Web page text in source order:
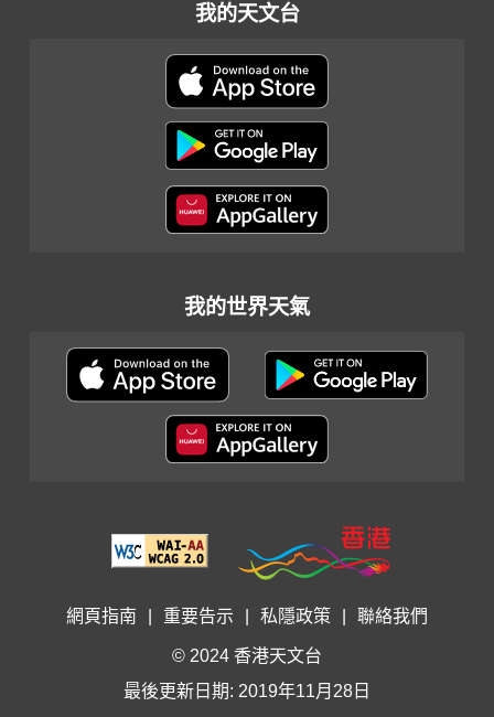
我的天文台
我的世界天氣
網頁指南 重要告示 私隱政策 聯絡我們
© 2024 香港天文台
最後更新日期: 2019年11月28日